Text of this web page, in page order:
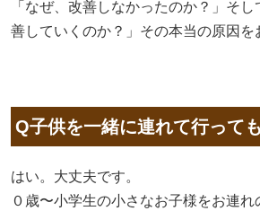
「なぜ、改善しなかったのか？」そ
善していくのか？」その本当の原因を
Q子供を一緒に連れて行って
はい。大丈夫です。
０歳〜小学生の小さなお子様をお連れ